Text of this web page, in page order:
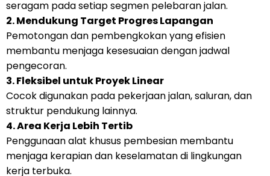
seragam pada setiap segmen pelebaran jalan.
2. Mendukung Target Progres Lapangan
Pemotongan dan pembengkokan yang efisien
membantu menjaga kesesuaian dengan jadwal
pengecoran.
3. Fleksibel untuk Proyek Linear
Cocok digunakan pada pekerjaan jalan, saluran, dan
struktur pendukung lainnya.
4. Area Kerja Lebih Tertib
Penggunaan alat khusus pembesian membantu
menjaga kerapian dan keselamatan di lingkungan
kerja terbuka.